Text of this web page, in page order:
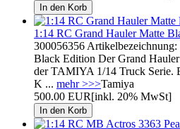
1:14 RC Grand Hauler Matte
300056356
Black Edition Der Grand
der TAMIYA 1/14 Truck Serie.
K ... mehr >>>Tamiya
500.00 EUR[inkl. 20% MwSt]